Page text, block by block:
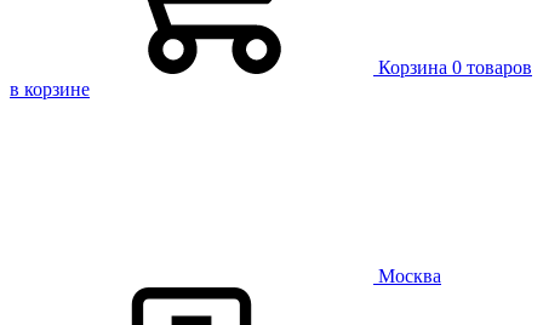
Корзина 0 товаров
в корзине
Москва